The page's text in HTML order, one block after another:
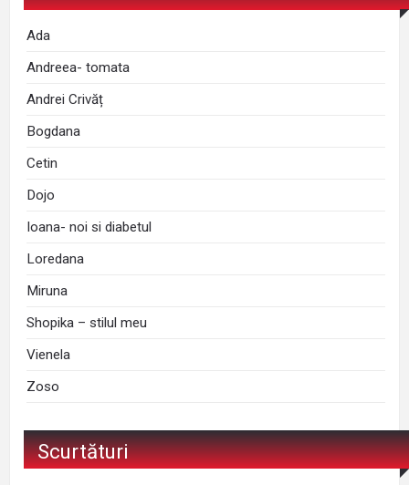
Ada
Andreea- tomata
Andrei Crivăț
Bogdana
Cetin
Dojo
Ioana- noi si diabetul
Loredana
Miruna
Shopika – stilul meu
Vienela
Zoso
Scurtături